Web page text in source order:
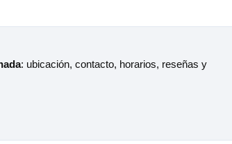
: ubicación, contacto, horarios, reseñas y